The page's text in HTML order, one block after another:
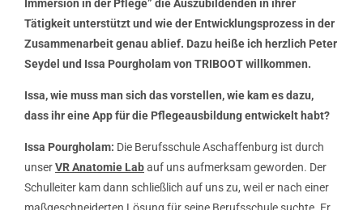
Immersion in der Pflege” die Auszubildenden in ihrer
Tätigkeit unterstützt und wie der Entwicklungsprozess in der
Zusammenarbeit genau ablief. Dazu heiße ich herzlich Peter
Seydel und Issa Pourgholam von TRIBOOT willkommen.
Issa, wie muss man sich das vorstellen, wie kam es dazu,
dass ihr eine App für die Pflegeausbildung entwickelt habt?
Issa Pourgholam: Die Berufsschule Aschaffenburg ist durch
unserVR Anatomie Labauf uns aufmerksam geworden. Der
Schulleiter kam dann schließlich auf uns zu, weil er nach einer